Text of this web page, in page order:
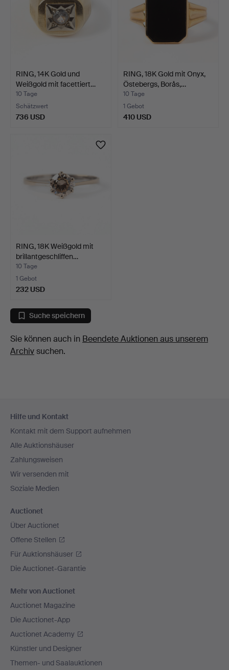
RING, 14K Gold und
Weißgold mit facettiert…
10 Tage
Schätzwert
736 USD
RING, 18K Gold mit Onyx,
Östebergs, Borås,…
10 Tage
1 Gebot
410 USD
RING, 18K Weißgold mit
brillantgeschliffen…
10 Tage
1 Gebot
232 USD
Suche speichern
Sie können auch in Beendete Auktionen aus unserem
Archivsuchen.
Navigation
Hilfe und Kontakt
Kontakt mit dem Support aufnehmen
Alle Auktionshäuser
Zahlungsweisen
Wir versenden mit
Soziale Medien
Auctionet
Über Auctionet
Offene Stellen
Für Auktionshäuser
Die Auctionet-Garantie
Mehr von Auctionet
Auctionet Magazine
Die Auctionet-App
Auctionet Academy
Künstler und Designer
Themen- und Saalauktionen